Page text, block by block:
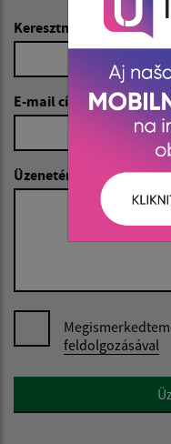
Keresztnév (povinné)
E-mail cím (povinné)
Üzenetének szövege
Megismerkedtem
feldolgozásával
Google reCaptcha